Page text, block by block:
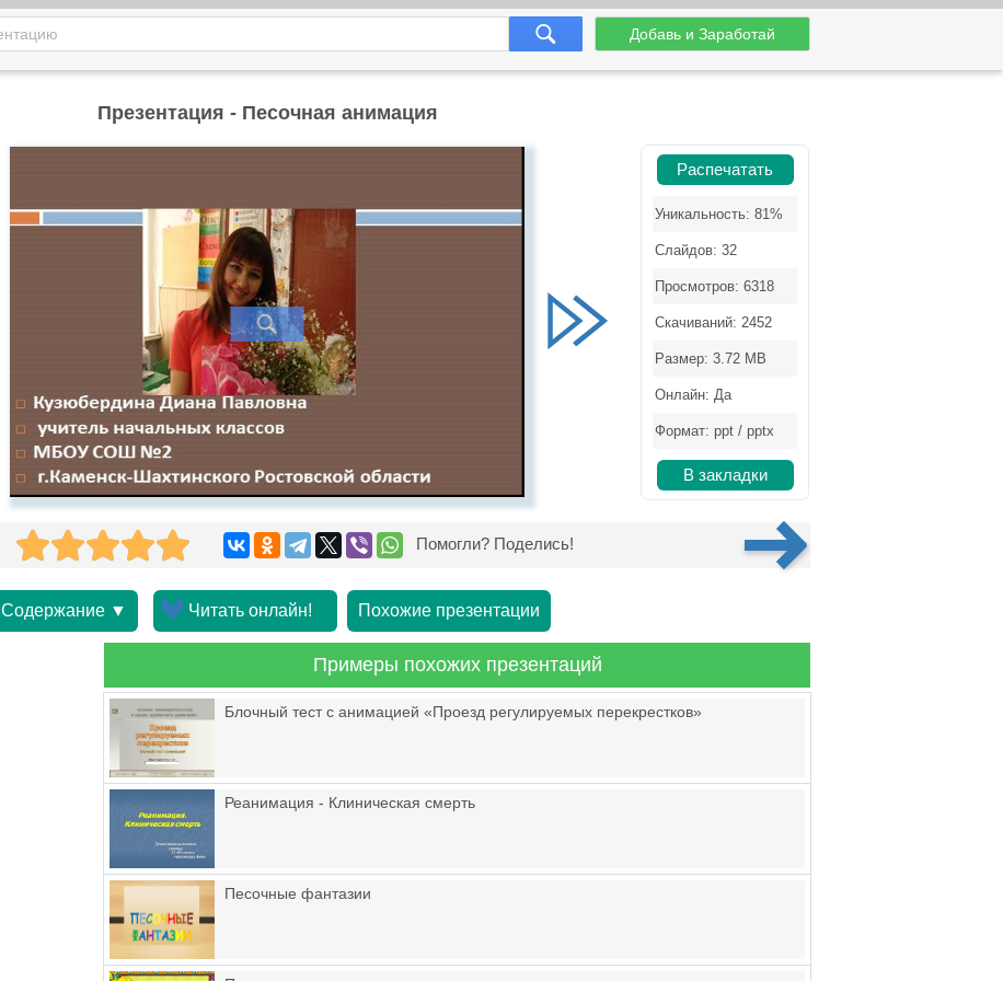
Добавь и Заработай
Презентация - Песочная анимация
Распечатать
Уникальность: 81%
Слайдов: 32
Просмотров: 6318
Скачиваний: 2452
Размер: 3.72 MB
Онлайн: Да
Формат: ppt / pptx
В закладки
Помогли? Поделись!
Содержание ▼ Читать онлайн! Похожие презентации
Примеры похожих презентаций
Блочный тест с анимацией «Проезд регулируемых перекрестков»
Реанимация - Клиническая смерть
Песочные фантазии